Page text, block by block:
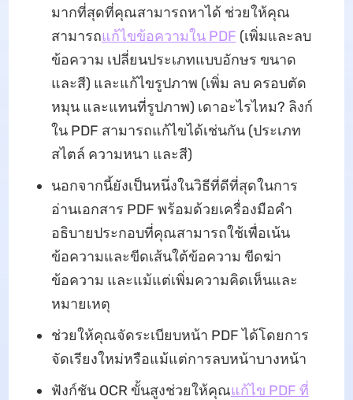
มากที่สุดที่คุณสามารถหาได้ ช่วยให้คุณ
สามารถแก้ไขข้อความใน PDF (เพิ่มและลบ
ข้อความ เปลี่ยนประเภทแบบอักษร ขนาด
และสี) และแก้ไขรูปภาพ (เพิ่ม ลบ ครอบตัด
หมุน และแทนที่รูปภาพ) เดาอะไรไหม? ลิงก์
ใน PDF สามารถแก้ไขได้เช่นกัน (ประเภท
สไตล์ ความหนา และสี)
นอกจากนี้ยังเป็นหนึ่งในวิธีที่ดีที่สุดในการ
อ่านเอกสาร PDF พร้อมด้วยเครื่องมือคำ
อธิบายประกอบที่คุณสามารถใช้เพื่อเน้น
ข้อความและขีดเส้นใต้ข้อความ ขีดฆ่า
ข้อความ และแม้แต่เพิ่มความคิดเห็นและ
หมายเหตุ
ช่วยให้คุณจัดระเบียบหน้า PDF ได้โดยการ
จัดเรียงใหม่หรือแม้แต่การลบหน้าบางหน้า
ฟังก์ชัน OCR ขั้นสูงช่วยให้คุณแก้ไข PDF ที่